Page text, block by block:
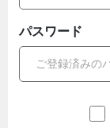
パスワード